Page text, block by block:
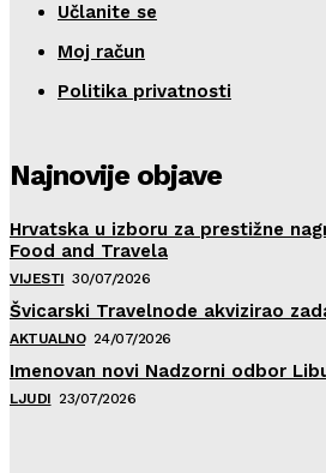
Učlanite se
Moj račun
Politika privatnosti
Najnovije objave
Hrvatska u izboru za prestižne
Food and Travela
VIJESTI 30/07/2026
Švicarski Travelnode akvizirao
AKTUALNO 24/07/2026
Imenovan novi Nadzorni odbor
LJUDI 23/07/2026